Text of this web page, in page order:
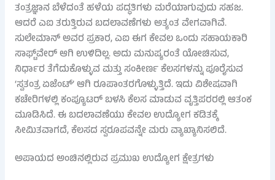
ತಂತ್ರಜ್ಞಾನ ಬೆಳೆದಂತೆ ಹಳೆಯ ಪದ್ಧತಿಗಳು ಮರೆಯಾಗುವುದು ಸಹಜ.
ಆದರೆ ಎಐ ತರುತ್ತಿರುವ ಬದಲಾವಣೆಗಳು ಅತ್ಯಂತ ವೇಗವಾಗಿವೆ.
ಸುಲೇಮಾನ್ ಅವರ ಪ್ರಕಾರ, ಎಐ ಈಗ ಕೇವಲ ಒಂದು ಸಹಾಯಕಾರಿ
ಸಾಫ್ಟ್‌ವೇರ್ ಆಗಿ ಉಳಿದಿಲ್ಲ. ಅದು ಮನುಷ್ಯರಂತೆ ಯೋಚಿಸುವ,
ನಿರ್ಧಾರ ತೆಗೆದುಕೊಳ್ಳುವ ಮತ್ತು ಸಂಕೀರ್ಣ ಕೆಲಸಗಳನ್ನು ಪೂರೈಸುವ
‘ಸ್ವತಂತ್ರ ಏಜೆಂಟ್’ ಆಗಿ ರೂಪಾಂತರಗೊಳ್ಳುತ್ತಿದೆ. ಇದು ವಿಶೇಷವಾಗಿ
ಕಚೇರಿಗಳಲ್ಲಿ ಕಂಪ್ಯೂಟರ್ ಬಳಸಿ ಕೆಲಸ ಮಾಡುವ ವೃತ್ತಿಪರರಲ್ಲಿ ಆತಂಕ
ಮೂಡಿಸಿದೆ. ಈ ಬದಲಾವಣೆಯು ಕೇವಲ ಉದ್ಯೋಗ ಕಡಿತಕ್ಕೆ
ಸೀಮಿತವಾಗದೆ, ಕೆಲಸದ ಸ್ವರೂಪವನ್ನೇ ಮರು ವ್ಯಾಖ್ಯಾನಿಸಲಿದೆ.
ಅಪಾಯದ ಅಂಚಿನಲ್ಲಿರುವ ಪ್ರಮುಖ ಉದ್ಯೋಗ ಕ್ಷೇತ್ರಗಳು